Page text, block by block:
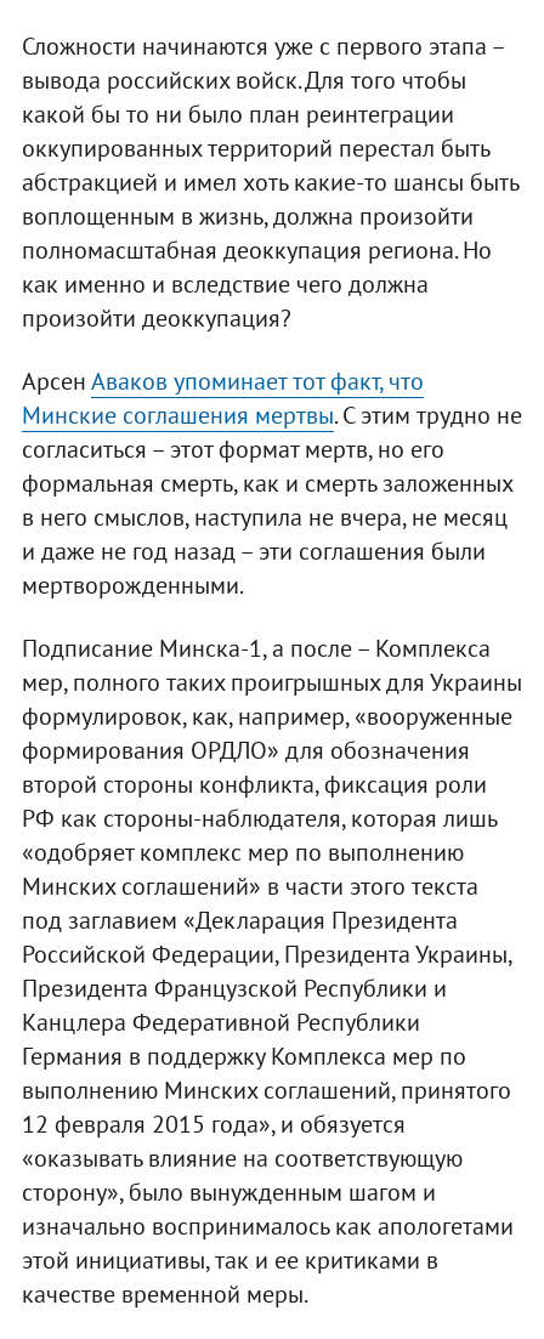
Сложности начинаются уже с первого этапа –
вывода российских войск. Для того чтобы
какой бы то ни было план реинтеграции
оккупированных территорий перестал быть
абстракцией и имел хоть какие-то шансы быть
воплощенным в жизнь, должна произойти
полномасштабная деоккупация региона. Но
как именно и вследствие чего должна
произойти деоккупация?
АрсенАваков упоминает тот факт, что
Минские соглашения мертвы. С этим трудно не
согласиться – этот формат мертв, но его
формальная смерть, как и смерть заложенных
в него смыслов, наступила не вчера, не месяц
и даже не год назад – эти соглашения были
мертворожденными.
Подписание Минска-1, а после – Комплекса
мер, полного таких проигрышных для Украины
формулировок, как, например, «вооруженные
формирования ОРДЛО» для обозначения
второй стороны конфликта, фиксация роли
РФ как стороны-наблюдателя, которая лишь
«одобряет комплекс мер по выполнению
Минских соглашений» в части этого текста
под заглавием «Декларация Президента
Российской Федерации, Президента Украины,
Президента Французской Республики и
Канцлера Федеративной Республики
Германия в поддержку Комплекса мер по
выполнению Минских соглашений, принятого
12 февраля 2015 года», и обязуется
«оказывать влияние на соответствующую
сторону», было вынужденным шагом и
изначально воспринималось как апологетами
этой инициативы, так и ее критиками в
качестве временной меры.